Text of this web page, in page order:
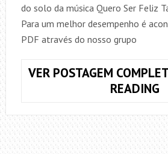
do solo da música Quero Ser Feliz
Para um melhor desempenho é
PDF através do nosso grupo
VER POSTAGEM
READING
O